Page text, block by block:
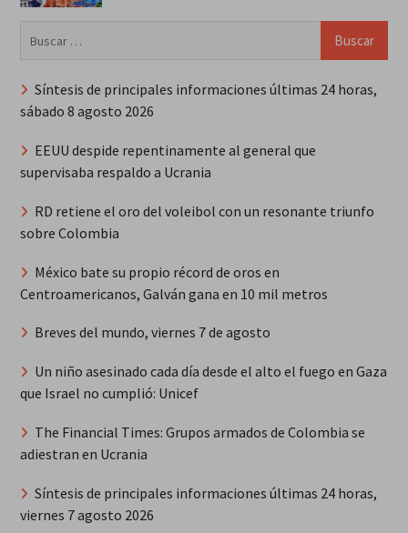
Síntesis de principales informaciones últimas 24 horas,
sábado 8 agosto 2026
EEUU despide repentinamente al general que
supervisaba respaldo a Ucrania
RD retiene el oro del voleibol con un resonante triunfo
sobre Colombia
México bate su propio récord de oros en
Centroamericanos, Galván gana en 10 mil metros
Breves del mundo, viernes 7 de agosto
Un niño asesinado cada día desde el alto el fuego en Gaza
que Israel no cumplió: Unicef
The Financial Times: Grupos armados de Colombia se
adiestran en Ucrania
Síntesis de principales informaciones últimas 24 horas,
viernes 7 agosto 2026